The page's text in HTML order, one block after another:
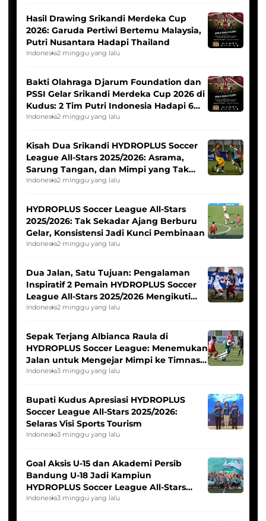
Hasil Drawing Srikandi Merdeka Cup
2026: Garuda Pertiwi Bertemu Malaysia,
Putri Nusantara Hadapi Thailand
Indonesia2 minggu yang lalu
Bakti Olahraga Djarum Foundation dan
PSSI Gelar Srikandi Merdeka Cup 2026 di
Kudus: 2 Tim Putri Indonesia Hadapi 6
Tim Asia
Indonesia2 minggu yang lalu
Kisah Dua Srikandi HYDROPLUS Soccer
League All-Stars 2025/2026: Asrama,
Sarung Tangan, dan Mimpi yang Tak
Pernah Padam
Indonesia2 minggu yang lalu
HYDROPLUS Soccer League All-Stars
2025/2026: Tak Sekadar Ajang Berburu
Gelar, Konsistensi Jadi Kunci Pembinaan
Indonesia2 minggu yang lalu
Dua Jalan, Satu Tujuan: Pengalaman
Inspiratif 2 Pemain HYDROPLUS Soccer
League All-Stars 2025/2026 Mengikuti
Seleksi Timnas Indonesia Putri
Indonesia2 minggu yang lalu
Sepak Terjang Albianca Raula di
HYDROPLUS Soccer League: Menemukan
Jalan untuk Mengejar Mimpi ke Timnas
Indonesia Putri
Indonesia3 minggu yang lalu
Bupati Kudus Apresiasi HYDROPLUS
Soccer League All-Stars 2025/2026:
Selaras Visi Sports Tourism
Indonesia3 minggu yang lalu
Goal Aksis U-15 dan Akademi Persib
Bandung U-18 Jadi Kampiun
HYDROPLUS Soccer League All-Stars
2025/2026
Indonesia3 minggu yang lalu